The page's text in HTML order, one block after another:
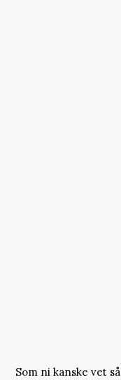
Som ni kanske vet